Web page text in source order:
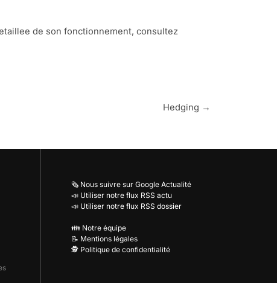
de son fonctionnement, consultez
Hedging →
🗞️ Nous suivre sur Google Actualité
📣 Utiliser notre flux RSS actu
📣 Utiliser notre flux RSS dossier
👪 Notre équipe
📝 Mentions légales
🕵️ Politique de confidentialité